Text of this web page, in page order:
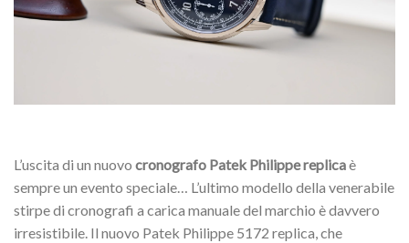
L’uscita di un nuovo cronografo Patek Philippe replicaè
sempre un evento speciale… L’ultimo modello della venerabile
stirpe di cronografi a carica manuale del marchio è davvero
irresistibile. Il nuovo Patek Philippe 5172 replica, che